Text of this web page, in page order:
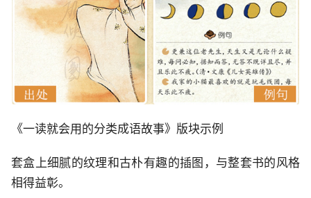
《一读就会用的分类成语故事》版块示例
套盒上细腻的纹理和古朴有趣的插图，与整套书的风格
相得益彰。